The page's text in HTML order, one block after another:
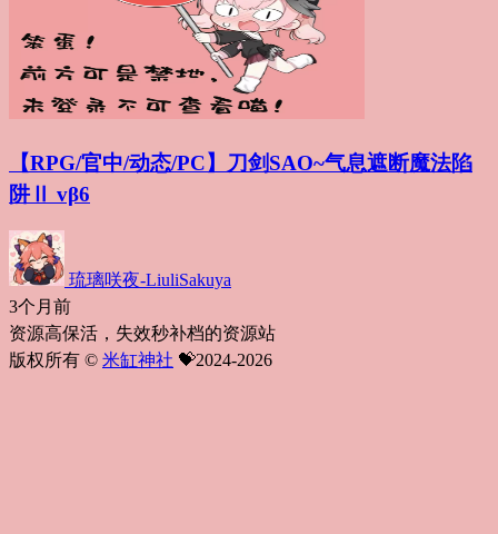
【RPG/官中/动态/PC】刀剑SAO~气息遮断魔法陷
阱Ⅱ vβ6
琉璃咲夜-LiuliSakuya
3个月前
资源高保活，失效秒补档的资源站
版权所有 © 米缸神社 💝2024-2026